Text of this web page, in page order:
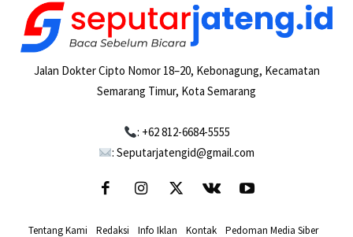
Jalan Dokter Cipto Nomor 18–20, Kebonagung, Kecamatan
Semarang Timur, Kota Semarang
: +62 812-6684-5555
: Seputarjatengid@gmail.com
Tentang Kami Redaksi Info Iklan Kontak Pedoman Media Siber